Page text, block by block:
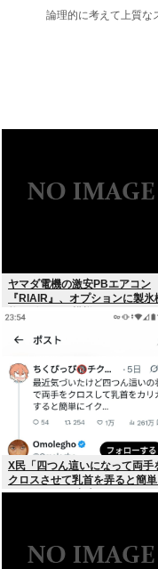
論理的に考えて上質な
ヤマダ電機の激安PBエアコン
『RIAIR』、オプションに製氷
能も付いてた模様www
X民「四つん這いになって両手
クロスさせて乳首を弄ると簡
イケる」 これ出来ないヤツは